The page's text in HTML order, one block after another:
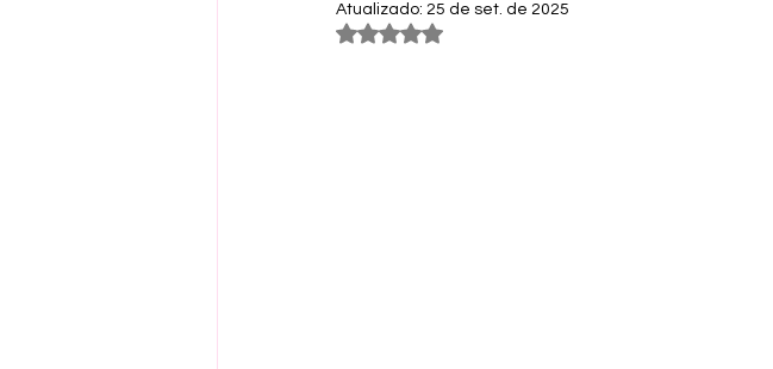
Atualizado: 25 de set. de 2025
Avaliado com NaN de 5 estrelas.